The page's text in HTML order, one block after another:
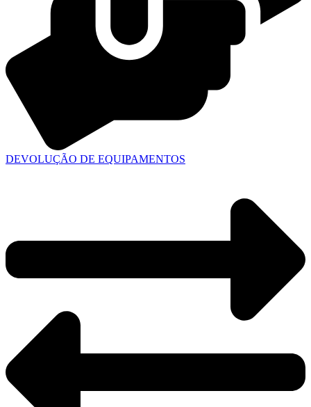
DEVOLUÇÃO DE EQUIPAMENTOS